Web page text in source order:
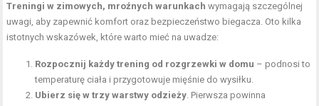
Treningi w zimowych, mroźnych warunkach wymagają szczególnej
uwagi, aby zapewnić komfort oraz bezpieczeństwo biegacza. Oto kilka
istotnych wskazówek, które warto mieć na uwadze:
Rozpocznij każdy trening od rozgrzewki w domu – podnosi to
temperaturę ciała i przygotowuje mięśnie do wysiłku.
Ubierz się w trzy warstwy odzieży. Pierwsza powinna